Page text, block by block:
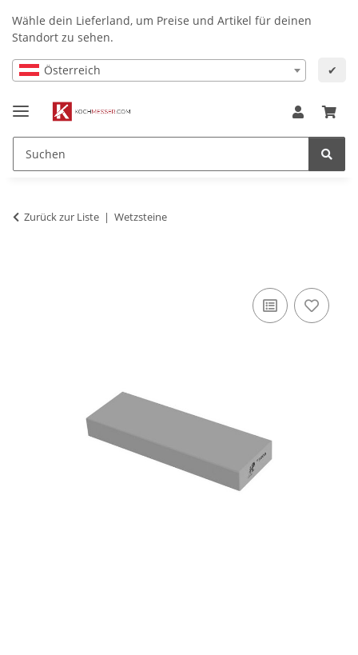
Wähle dein Lieferland, um Preise und Artikel für deinen
Standort zu sehen.
Österreich ✔
Zurück zur Liste Wetzsteine